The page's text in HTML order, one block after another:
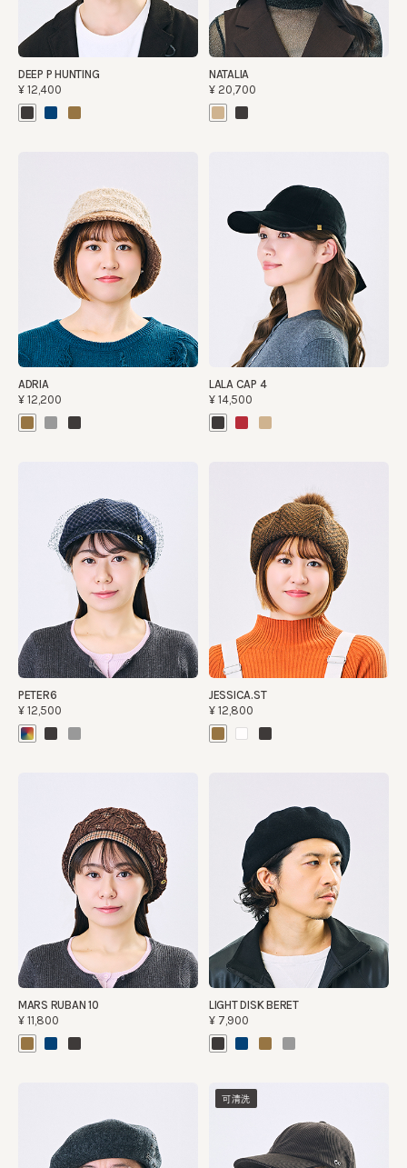
DEEP P HUNTING
¥12,400
NATALIA
¥20,700
ADRIA
¥12,200
LALA CAP 4
¥14,500
PETER6
¥12,500
JESSICA.ST
¥12,800
MARS RUBAN 10
¥11,800
LIGHT DISK BERET
¥7,900
可清洗